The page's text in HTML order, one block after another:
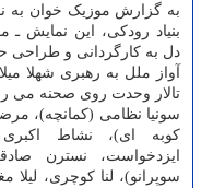
به گزارش موزیک خوان به
بنیاد رودکی، این نمایش
دل به کارگردانی و طراحی
تالار وحدت روی صحنه می
سونیا نظامی (کمانچه)،
کوبه ای)، نشاط اکبری
ایزدخواست، نسترن
سوپرانو)، لنا کوچری،